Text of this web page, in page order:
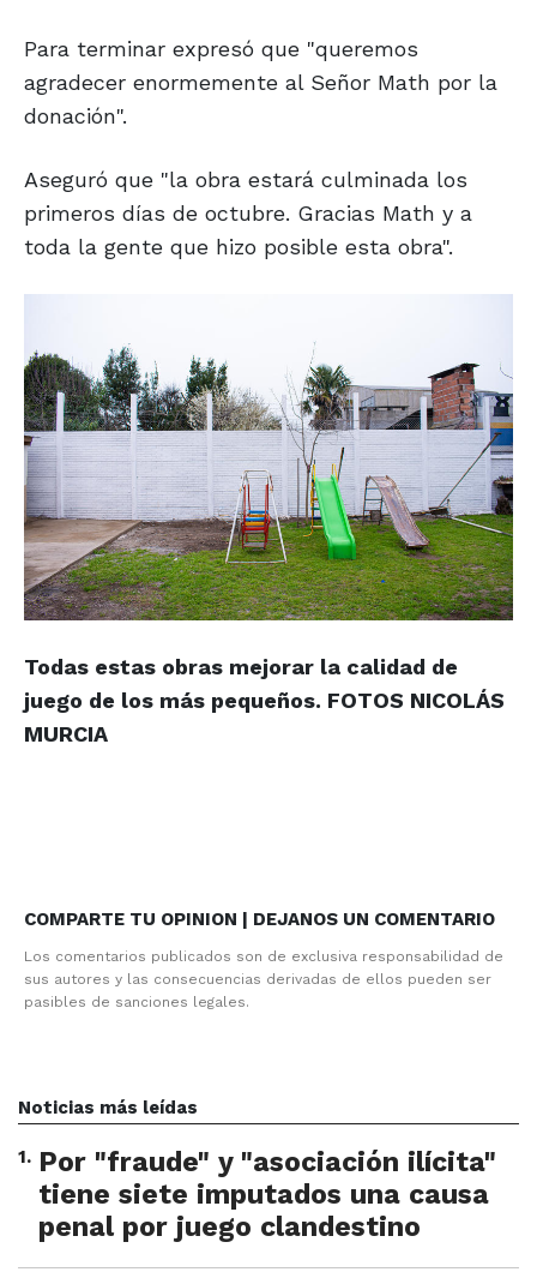
Para terminar expresó que "queremos
agradecer enormemente al Señor Math por la
donación".
Aseguró que "la obra estará culminada los
primeros días de octubre. Gracias Math y a
toda la gente que hizo posible esta obra".
Todas estas obras mejorar la calidad de
juego de los más pequeños. FOTOS NICOLÁS
MURCIA
COMPARTE TU OPINION | DEJANOS UN COMENTARIO
Los comentarios publicados son de exclusiva responsabilidad de
sus autores y las consecuencias derivadas de ellos pueden ser
pasibles de sanciones legales.
Noticias más leídas
1. Por "fraude" y "asociación ilícita"
tiene siete imputados una causa
penal por juego clandestino